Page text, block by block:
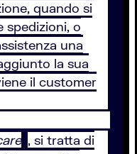
quando si
spedizioni, o
una
la sua
il customer
, si tratta di